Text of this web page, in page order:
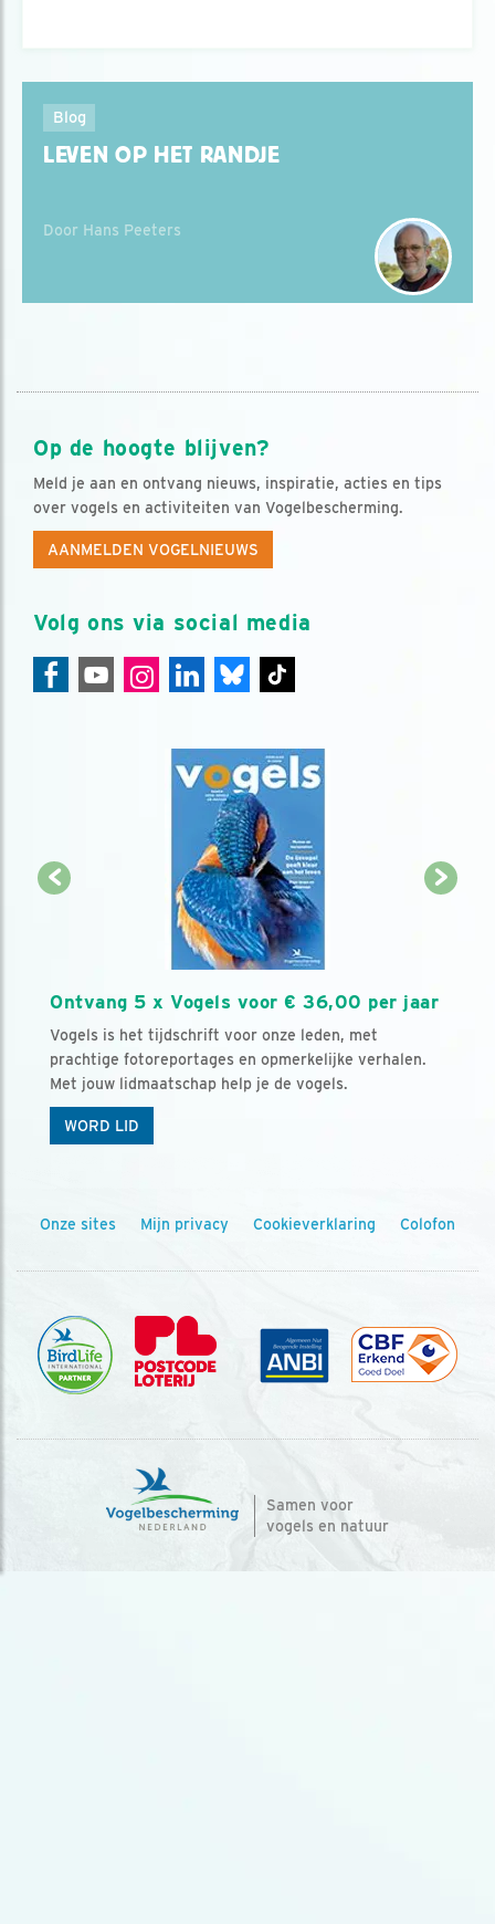
Blog
LEVEN OP HET RANDJE
Door Hans Peeters
Op de hoogte blijven?
Meld je aan en ontvang nieuws, inspiratie, acties en tips
over vogels en activiteiten van Vogelbescherming.
AANMELDEN VOGELNIEUWS
Volg ons via social media
Ontvang 5 x Vogels voor € 36,00 per jaar
Vogels is het tijdschrift voor onze leden, met
prachtige fotoreportages en opmerkelijke verhalen.
Met jouw lidmaatschap help je de vogels.
WORD LID
Onze sites Mijn privacy Cookieverklaring Colofon
Samen voor
vogels en natuur